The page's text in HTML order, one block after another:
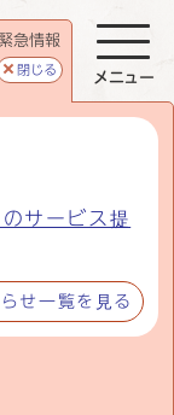
緊急情報
閉じる
サービス提
せ一覧を見る
メニュー